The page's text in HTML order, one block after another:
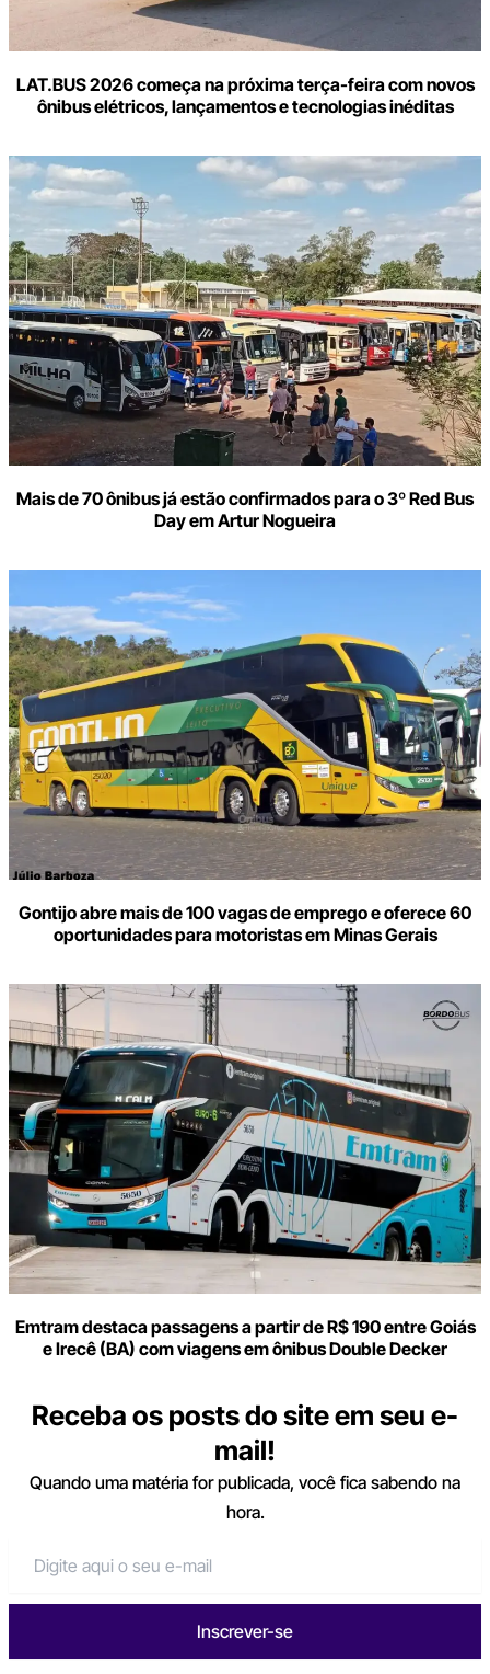
LAT.BUS 2026 começa na próxima terça-feira com novos
ônibus elétricos, lançamentos e tecnologias inéditas
Mais de 70 ônibus já estão confirmados para o 3º Red Bus
Day em Artur Nogueira
Gontijo abre mais de 100 vagas de emprego e oferece 60
oportunidades para motoristas em Minas Gerais
Emtram destaca passagens a partir de R$ 190 entre Goiás
e Irecê (BA) com viagens em ônibus Double Decker
Receba os posts do site em seu e-
mail!
Quando uma matéria for publicada, você fica sabendo na
hora.
Inscrever-se